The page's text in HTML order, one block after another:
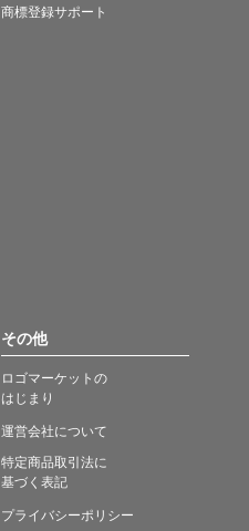
商標登録サポート
その他
ロゴマーケットの
はじまり
運営会社について
特定商品取引法に
基づく表記
プライバシーポリシー